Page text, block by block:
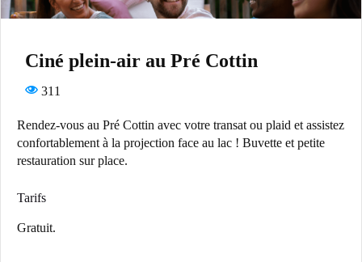
Ciné plein-air au Pré Cottin
311
Rendez-vous au Pré Cottin avec votre transat ou plaid et assistez
confortablement à la projection face au lac ! Buvette et petite
restauration sur place.
Tarifs
Gratuit.